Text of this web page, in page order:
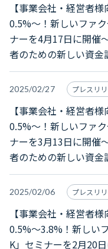
【事業会社・経営者
0.5%～！新しいファ
ナーを4月17日に開催
者のための新しい資
2025/02/27 プレスリ
【事業会社・経営者
0.5%～！新しいファ
ナーを3月13日に開催
者のための新しい資
2025/02/06 プレスリ
【事業会社・経営者
0.5%～3.8%！新しい
K」セミナーを2月20